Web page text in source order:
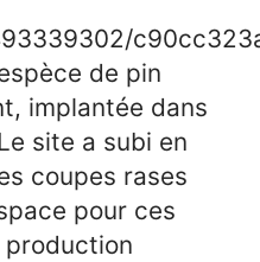
de pin
implantée dans
site a subi en
coupes rases
pour ces